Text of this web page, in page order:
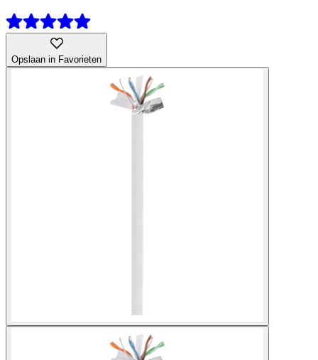
Opslaan in Favorieten